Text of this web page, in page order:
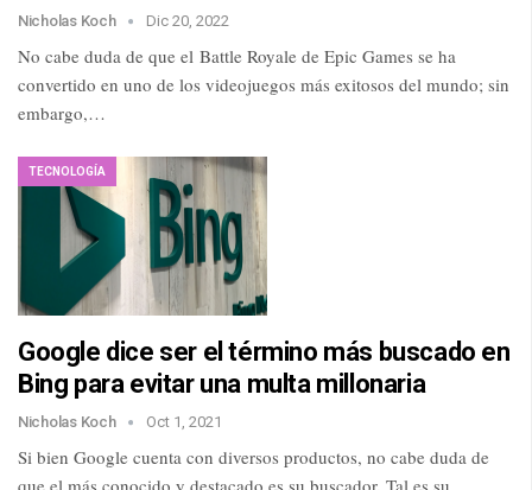
Nicholas Koch Dic 20, 2022
No cabe duda de que el Battle Royale de Epic Games se ha
convertido en uno de los videojuegos más exitosos del mundo; sin
embargo,…
TECNOLOGÍA
Google dice ser el término más buscado en
Bing para evitar una multa millonaria
Nicholas Koch Oct 1, 2021
Si bien Google cuenta con diversos productos, no cabe duda de